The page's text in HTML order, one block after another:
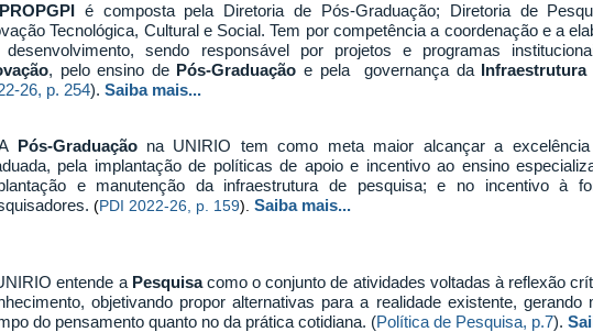
PROPGPIé composta pela Diretoria de Pós-Graduação; Diretoria de
Tecnológica, Cultural e Social. Tem por competência a coordenação e a
desenvolvimento, sendo responsável por projetos e programas
, pelo ensino de Pós-Graduação e pela governança da Infraestrutura
26, p. 254).Saiba mais...
Pós-Graduaçãona UNIRIO tem como meta maior alcançar a
pela implantação de políticas de apoio e incentivo ao ensino
e manutenção da infraestrutura de pesquisa; e no incentivo à
(PDI 2022-26, p. 159). Saiba mais...
entende a Pesquisacomo o conjunto de atividades voltadas à reflexão
objetivando propor alternativas para a realidade existente, gerando
do pensamento quanto no da prática cotidiana. (Política de Pesquisa, p.7).